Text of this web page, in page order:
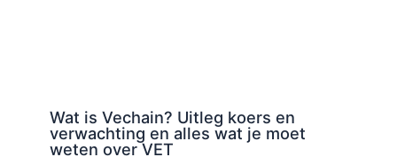
Wat is Vechain? Uitleg koers en
verwachting en alles wat je moet
weten over VET